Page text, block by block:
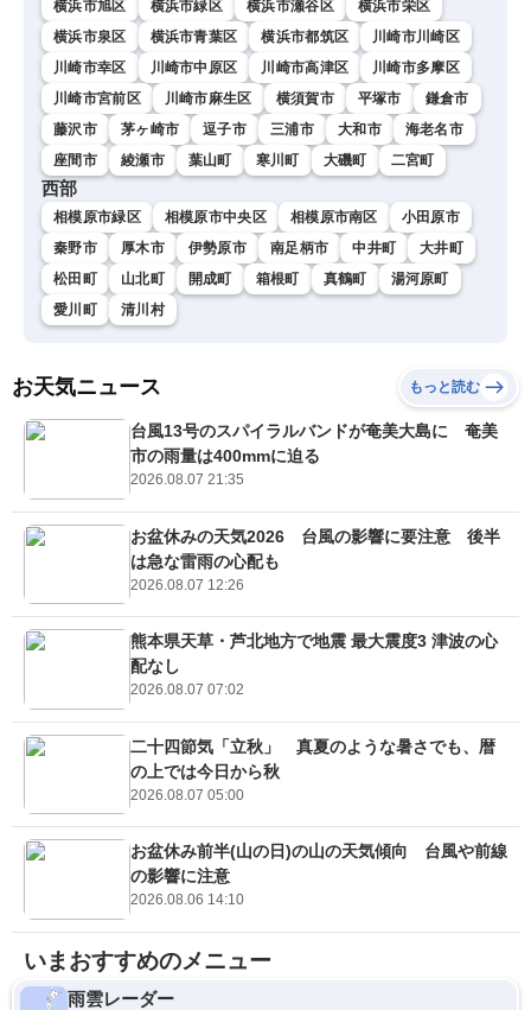
横浜市旭区 横浜市緑区 横浜市瀬谷区
横浜市栄区
横浜市泉区
横浜市青葉区 横浜市都筑区
川崎市川崎区
川崎市幸区
川崎市中原区 川崎市高津区
川崎市多摩区
川崎市宮前区
川崎市麻生区 横須賀市 平塚市
鎌倉市
藤沢市
茅ヶ崎市 逗子市 三浦市 大和市
海老名市
座間市
綾瀬市 葉山町 寒川町 大磯町 二宮町
西部
相模原市緑区 相模原市中央区 相模原市南区
小田原市
秦野市
厚木市 伊勢原市 南足柄市 中井町
大井町
松田町
山北町 開成町 箱根町 真鶴町
湯河原町
愛川町
清川村
お天気ニュース もっと読む
台風13号のスパイラルバンドが奄美大島に 奄美
市の雨量は400mmに迫る
2026.08.07 21:35
お盆休みの天気2026 台風の影響に要注意 後半
は急な雷雨の心配も
2026.08.07 12:26
熊本県天草・芦北地方で地震 最大震度3 津波の心
配なし
2026.08.07 07:02
二十四節気「立秋」 真夏のような暑さでも、暦
の上では今日から秋
2026.08.07 05:00
お盆休み前半(山の日)の山の天気傾向 台風や前線
の影響に注意
2026.08.06 14:10
いまおすすめのメニュー
雨雲レーダー